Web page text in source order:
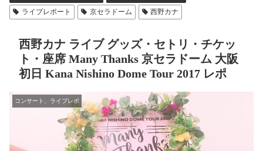
ライブレポート
京セラドーム 西野カナ
西野カナ ライブ グッズ・セトリ・チケッ
ト・座席 Many Thanks 京セラドーム 大阪
初日 Kana Nishino Dome Tour 2017 レポ
コンサート、ライブレポ